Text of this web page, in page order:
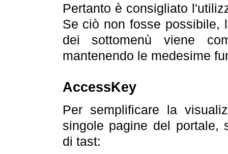
Pertanto è consigliato
Se ciò non fosse possibile,
dei sottomenù viene
mantenendo le medesime
AccessKey
Per semplificare la
singole pagine del portale,
di tast: